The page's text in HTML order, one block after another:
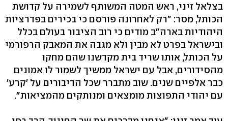
בצלאל זיני, ראש המטה המשותף לשמירה על קדושת
הכותל, מסר: "רק לאחרונה פורסם כי בכירים בפדרציות
היהודיות בארה"ב מודים כי רוב הציבור בעולם בכלל
ובישראל בפרט לא מבין ולא מגבה את המאבק הרפורמי
על הכותל, אותו שריד בית מקדשנו שהם מחקו
מהסידורים, אבל עם ישראל ממשיך לשמור לו אמונים
כבר אלפיים שנים. שוב מתברר שכל הדיבורים על 'קרע'
עם יהודי התפוצות מומצאים ומנותקים מהמציאות".